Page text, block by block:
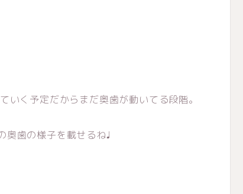
く予定だからまだ奥歯が動いてる段階。
奥歯の様子を載せるね♩